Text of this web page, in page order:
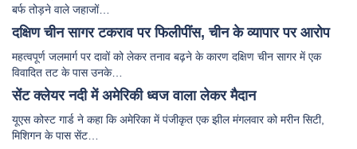
बर्फ तोड़ने वाले जहाजों…
दक्षिण चीन सागर टकराव पर फिलीपींस, चीन के व्यापार पर आरोप
महत्वपूर्ण जलमार्ग पर दावों को लेकर तनाव बढ़ने के कारण दक्षिण चीन सागर में एक
विवादित तट के पास उनके…
सेंट क्लेयर नदी में अमेरिकी ध्वज वाला लेकर मैदान
यूएस कोस्ट गार्ड ने कहा कि अमेरिका में पंजीकृत एक झील मंगलवार को मरीन सिटी,
मिशिगन के पास सेंट…